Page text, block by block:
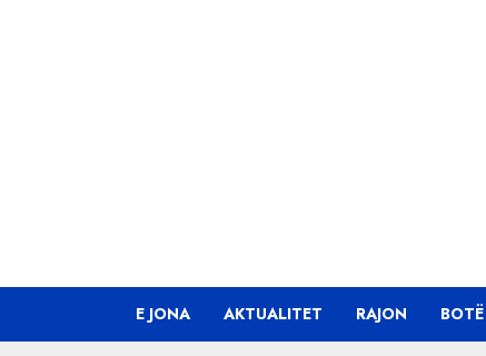
E JONA AKTUALITET RAJON BOTË